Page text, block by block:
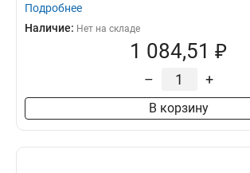
Подробнее
Наличие: Нет на складе
1 084,51 ₽
– +
В корзину